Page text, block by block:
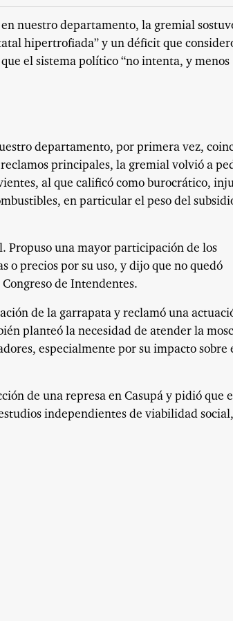
nuestro departamento, la gremial
hipertrofiada” y un déficit que
el sistema político “no intenta, y menos
departamento, por primera vez,
principales, la gremial volvió a
al que calificó como burocrático,
en particular el peso del
Propuso una mayor participación de los
o precios por su uso, y dijo que no quedó
de Intendentes.
de la garrapata y reclamó una
planteó la necesidad de atender la
especialmente por su impacto sobre
de una represa en Casupá y pidió que
independientes de viabilidad social,